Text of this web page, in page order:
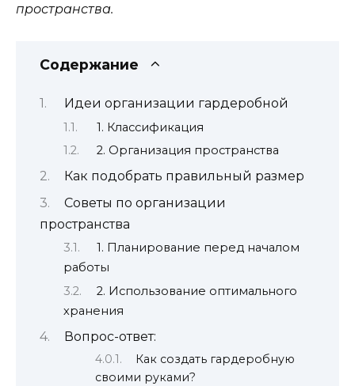
пространства.
Содержание
Идеи организации гардеробной
1. Классификация
2. Организация пространства
Как подобрать правильный размер
Советы по организации
пространства
1. Планирование перед началом
работы
2. Использование оптимального
хранения
Вопрос-ответ:
Как создать гардеробную
своими руками?